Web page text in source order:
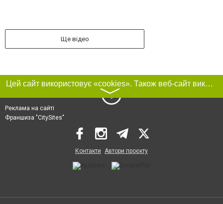
Ще відео
Цей сайт використовує «cookies». Також веб-сайт використовує інтернет-сервіс для збору технічних даних стосовно відвідувачів з метою отримання маркетингової та статистичної інформації. Умови обробки даних відвідувачів сайту див.
〉
Реклама на сайті
Франшиза "CitySites"
Контакти Автори проєкту